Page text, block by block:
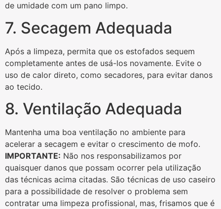
de umidade com um pano limpo.
7. Secagem Adequada
Após a limpeza, permita que os estofados sequem
completamente antes de usá-los novamente. Evite o
uso de calor direto, como secadores, para evitar danos
ao tecido.
8. Ventilação Adequada
Mantenha uma boa ventilação no ambiente para
acelerar a secagem e evitar o crescimento de mofo.
IMPORTANTE: Não nos responsabilizamos por
quaisquer danos que possam ocorrer pela utilização
das técnicas acima citadas. São técnicas de uso caseiro
para a possibilidade de resolver o problema sem
contratar uma limpeza profissional, mas, frisamos que é